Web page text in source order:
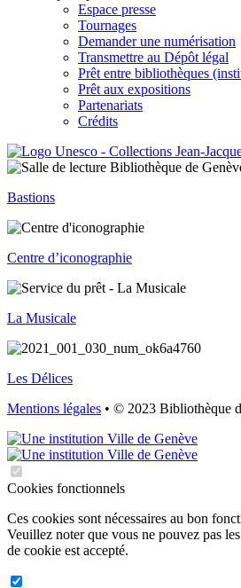
Espace presse
Tournages
Demander une numérisation
Transmettre au Dépôt légal
Prêt entre bibliothèques
Prêt aux expositions
Partenariats
Crédits
Bastions
Centre d’iconographie
La Musicale
Les Délices
Mentions légales • © 2023 Bibliothèque
Cookies fonctionnels
Ces cookies sont nécessaires au bon
Veuillez noter que vous ne pouvez pas
de cookie est accepté.